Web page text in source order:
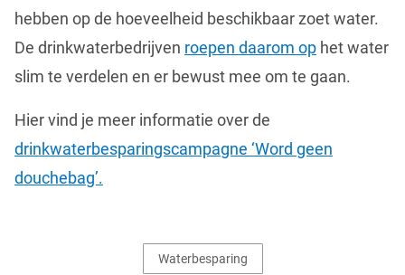
hebben op de hoeveelheid beschikbaar zoet water.
De drinkwaterbedrijven roepen daarom op het water
slim te verdelen en er bewust mee om te gaan.
Hier vind je meer informatie over de
drinkwaterbesparingscampagne ‘Word geen
douchebag’.
Waterbesparing